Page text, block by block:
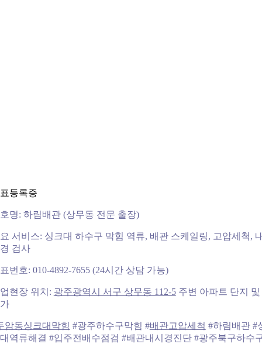
등록증
명: 하림배관 (상무동 전문 출장)
서비스: 싱크대 하수구 막힘 역류, 배관 스케일링, 고압세척,
검사
번호: 010-4892-7655 (24시간 상담 가능)
현장 위치: 광주광역시 서구 상무동 112-5주변 아파트 단지 및
암동싱크대막힘 #광주하수구막힘 #배관고압세척 #하림배관 #
역류해결 #입주전배수점검 #배관내시경진단 #광주북구하수